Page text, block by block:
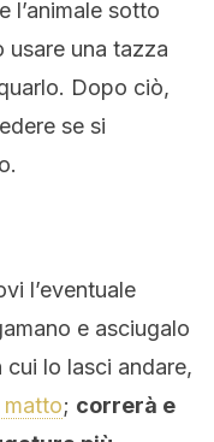
l’animale sotto
usare una tazza
Dopo ciò,
se si
l’eventuale
e asciugalo
lo lasci andare,
matto; correrà e